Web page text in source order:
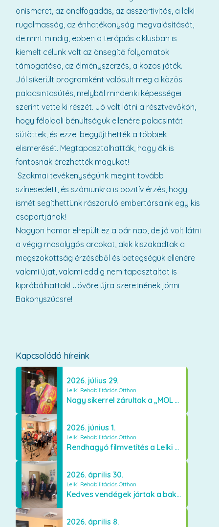
Kapcsolódó híreink
2026. július 29.
Lelki Rehabilitációs Otthon
Nagy sikerrel zárultak a „MOL ÚJEURÓPA ALAPÍTVÁNY” támogatásával szervezett terápiás ciklusok
2026. június 1.
Lelki Rehabilitációs Otthon
Rendhagyó filmvetítés a Lelki Rehabilitációs Otthonban
2026. április 30.
Lelki Rehabilitációs Otthon
Kedves vendégek jártak a bakonyszücsi Lelki Rehabilitációs Otthonban
2026. április 8.
önismeret, az önelfogadás, az asszertivitás, a lelki
rugalmasság, az énhatékonyság megvalósítását,
de mint mindig, ebben a terápiás ciklusban is
kiemelt célunk volt az önsegítő folyamatok
támogatása, az élményszerzés, a közös játék.
Jól sikerült programként valósult meg a közös
palacsintasütés, melyből mindenki képességei
szerint vette ki részét. Jó volt látni a résztvevőkön,
hogy féloldali bénultságuk ellenére palacsintát
sütöttek, és ezzel begyűjthették a többiek
elismerését. Megtapasztalhatták, hogy ők is
fontosnak érezhették magukat!
Szakmai tevékenységünk megint tovább
színesedett, és számunkra is pozitív érzés, hogy
ismét segíthettünk rászoruló embertársaink egy kis
csoportjának!
Nagyon hamar elrepült ez a pár nap, de jó volt látni
a végig mosolygós arcokat, akik kiszakadtak a
megszokottság érzéséből és betegségük ellenére
valami újat, valami eddig nem tapasztaltat is
kipróbálhattak! Jövőre újra szeretnének jönni
Bakonyszücsre!